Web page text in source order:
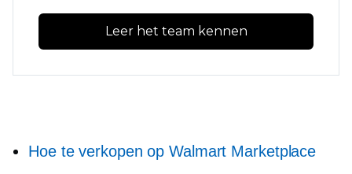
Leer het team kennen
Hoe te verkopen op Walmart Marketplace